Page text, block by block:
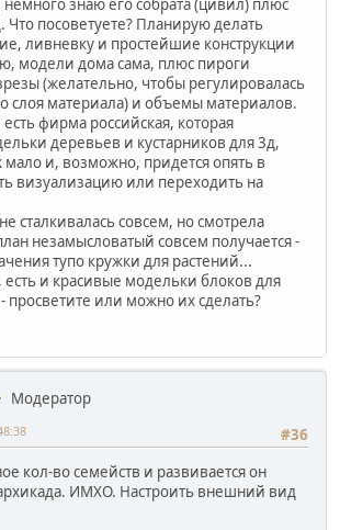
немного знаю его собрата (цивил) плюс
Что посоветуете? Планирую делать
ливневку и простейшие конструкции
модели дома сама, плюс пироги
(желательно, чтобы регулировалась
слоя материала) и объемы материалов.
фирма российская, которая
деревьев и кустарников для 3д,
и, возможно, придется опять в
визуализацию или переходить на
сталкивалась совсем, но смотрела
незамысловатый совсем получается -
тупо кружки для растений...
и красивые модельки блоков для
просветите или можно их сделать?
Модератор
#36
кол-во семейств и развивается он
ИМХО. Настроить внешний вид